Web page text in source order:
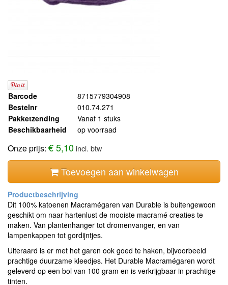
Barcode
8715779304908
Bestelnr
010.74.271
Pakketzending
Vanaf 1 stuks
Beschikbaarheid
op voorraad
Onze prijs: € 5,10incl. btw
Toevoegen aan winkelwagen
Dit 100% katoenen Macramégaren van Durable is buitengewoon
geschikt om naar hartenlust de mooiste macramé creaties te
maken. Van plantenhanger tot dromenvanger, en van
lampenkappen tot gordijntjes.
Uiteraard is er met het garen ook goed te haken, bijvoorbeeld
prachtige duurzame kleedjes. Het Durable Macramégaren wordt
geleverd op een bol van 100 gram en is verkrijgbaar in prachtige
tinten.